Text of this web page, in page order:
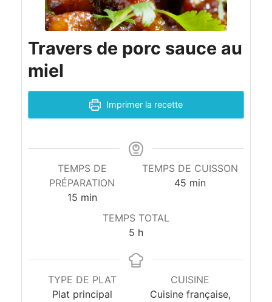
e
p
o
e
Travers de porc sauce au
miel
Imprimer la recette
TEMPS DE
PRÉPARATION
15 min
TEMPS DE CUISSON
45 min
TEMPS TOTAL
5 h
TYPE DE PLAT
Plat principal
CUISINE
Cuisine française,